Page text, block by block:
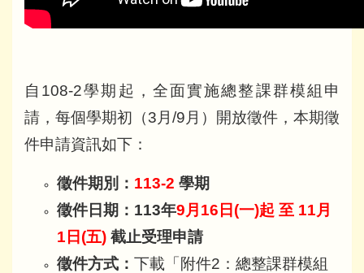
自108-2學期起，全面實施總整課群模組申
請，每個學期初（3月/9月）開放徵件，本期徵
件申請資訊如下：
徵件期別： 113-2 學期
徵件日期： 113年9月16 日 (一)起 至 11月
1 日 (五) 截止受理申請
徵件方式： 下載「附件2：總整課群模組